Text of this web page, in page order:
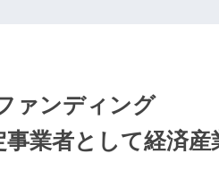
ァンディング
業者として経済産